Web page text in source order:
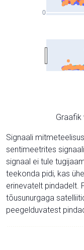
0
Graafik
Signaali
sentimeetrites
signaal ei tule
teekonda pidi, kas
erinevatelt pindadelt.
tõusunurgaga
peegelduvatest